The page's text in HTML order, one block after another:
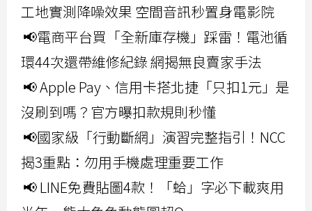
工地實測降噪效果 空間音訊秒置身電影院
📢電商平台買「全新庫存機」踩雷！電池循
環44次還帶維修紀錄 網揭無良賣家手法
📢 Apple Pay、信用卡搭北捷「只扣1元」是
沒刷到嗎？官方曝扣款規則秒懂
📢國家級「行動斷網」演習完整指引！NCC
揭3重點：勿用手機處理重要工作
📢 LINE免費貼圖4款！「蛤」字必下載爽用